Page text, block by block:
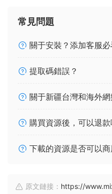
常見問題
關于安裝？添加客服必
提取碼錯誤？
關于新疆台灣和海外
購買資源後，可以退款
下載的資源是否可以商
原文鏈接： https://